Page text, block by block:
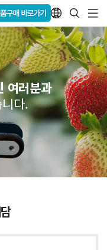
여러분과
다.